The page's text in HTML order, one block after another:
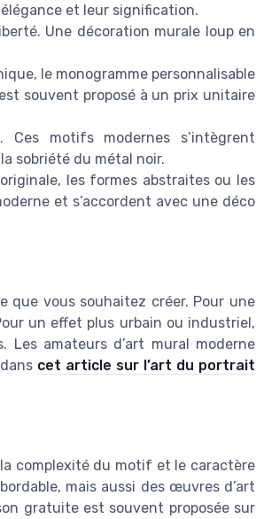
et leur signification.
Une décoration murale loup en
le monogramme personnalisable
souvent proposé à un prix unitaire
Ces motifs modernes s’intègrent
sobriété du métal noir.
les formes abstraites ou les
et s’accordent avec une déco
que vous souhaitez créer. Pour une
un effet plus urbain ou industriel,
amateurs d’art mural moderne
cet article sur l’art du portrait
complexité du motif et le caractère
mais aussi des œuvres d’art
gratuite est souvent proposée sur